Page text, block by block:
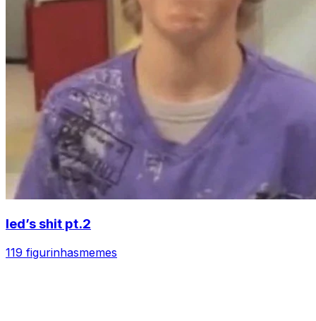
led’s shit pt.2
119 figurinhasmemes